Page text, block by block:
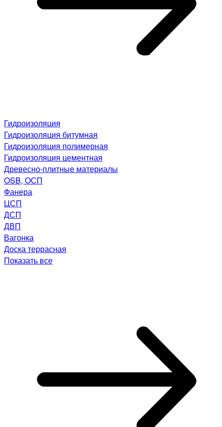
Гидроизоляция
Гидроизоляция битумная
Гидроизоляция полимерная
Гидроизоляция цементная
Древесно-плитные материалы
OSB, ОСП
Фанера
ЦСП
ДСП
ДВП
Вагонка
Доска террасная
Показать все